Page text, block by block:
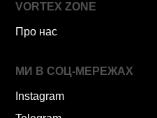
VORTEX ZONE
Про нас
МИ В СОЦ-МЕРЕЖАХ
Instagram